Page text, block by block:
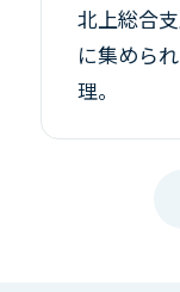
北上総合
に集めら
理。